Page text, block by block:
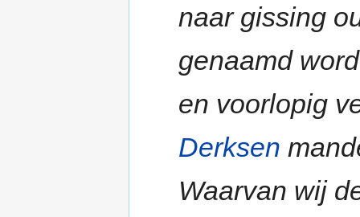
naar gissing
genaamd
en voorlopig
Derksen
Waarvan wij